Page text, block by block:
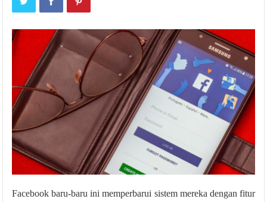
Facebook baru-baru ini memperbarui sistem mereka dengan fitur